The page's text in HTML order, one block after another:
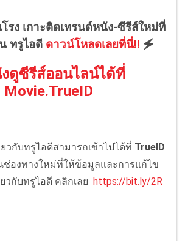
ง เกาะติดเทรนด์หนัง-ซีรีส์ใหม่ที่
ทรูไอดี ดาวน์โหลดเลยที่นี่!! 🗲
ดูซีรีส์ออนไลน์ได้ที่
Movie.TrueID
วกับทรูไอดีสามารถเข้าไปได้ที่ TrueID
ช่องทางใหม่ที่ให้ข้อมูลและการแก้ไข
วกับทรูไอดี คลิกเลย https://bit.ly/2R